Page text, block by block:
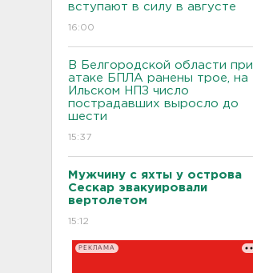
вступают в силу в августе
16:00
В Белгородской области при
атаке БПЛА ранены трое, на
Ильском НПЗ число
пострадавших выросло до
шести
15:37
Мужчину с яхты у острова
Сескар эвакуировали
вертолетом
15:12
РЕКЛАМА